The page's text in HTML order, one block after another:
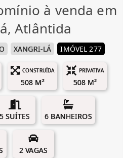
à venda em
Atlântida
XANGRI-LÁ IMÓVEL 277
CONSTRUÍDA
508 M²
PRIVATIVA
508 M²
5 SUÍTES 6 BANHEIROS
2 VAGAS